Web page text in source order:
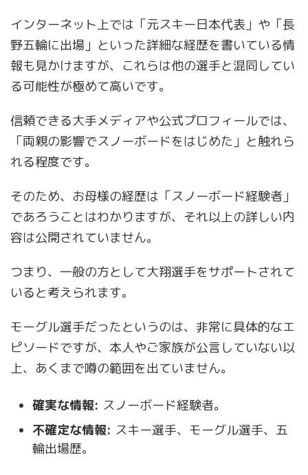
インターネット上では「元スキー日本代表」や「長
野五輪に出場」といった詳細な経歴を書いている情
報も見かけますが、これらは他の選手と混同してい
る可能性が極めて高いです。
信頼できる大手メディアや公式プロフィールでは、
「両親の影響でスノーボードをはじめた」と触れら
れる程度です。
そのため、お母様の経歴は「スノーボード経験者」
であろうことはわかりますが、それ以上の詳しい内
容は公開されていません。
つまり、一般の方として大翔選手をサポートされて
いると考えられます。
モーグル選手だったというのは、非常に具体的なエ
ピソードですが、本人やご家族が公言していない以
上、あくまで噂の範囲を出ていません。
確実な情報: スノーボード経験者。
不確定な情報: スキー選手、モーグル選手、五
輪出場歴。